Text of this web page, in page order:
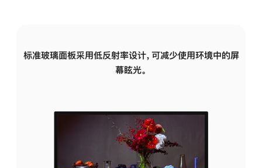
标准玻璃面板采用低反射率设计，可减少使用环境中的屏
幕眩光。